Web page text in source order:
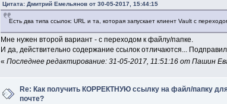
DialogResult result = dialog.
return;
sitelist = dialog.SiteList;
Цитата: Дмитрий Емельянов от 30-05-2017, 15:44:15
Есть два типа ссылок: URL и та, которая запускает клиент Vault с
Мне нужен второй вариант - с переходом к файлу/папке.
И да, действительно содержание ссылок отличаются...
«Последнее редактирование: 31-05-2017, 11:51:16 от Пашин
Re: Как получить КОРРЕКТНУЮ ссылку на файл/папку
почте?